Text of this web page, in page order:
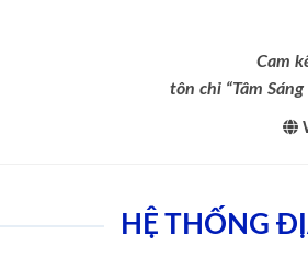
Cam
tôn chỉ “Tâm
HỆ THỐNG